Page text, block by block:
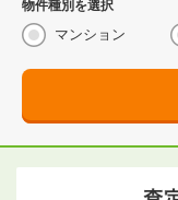
物件種別を選択
マンション